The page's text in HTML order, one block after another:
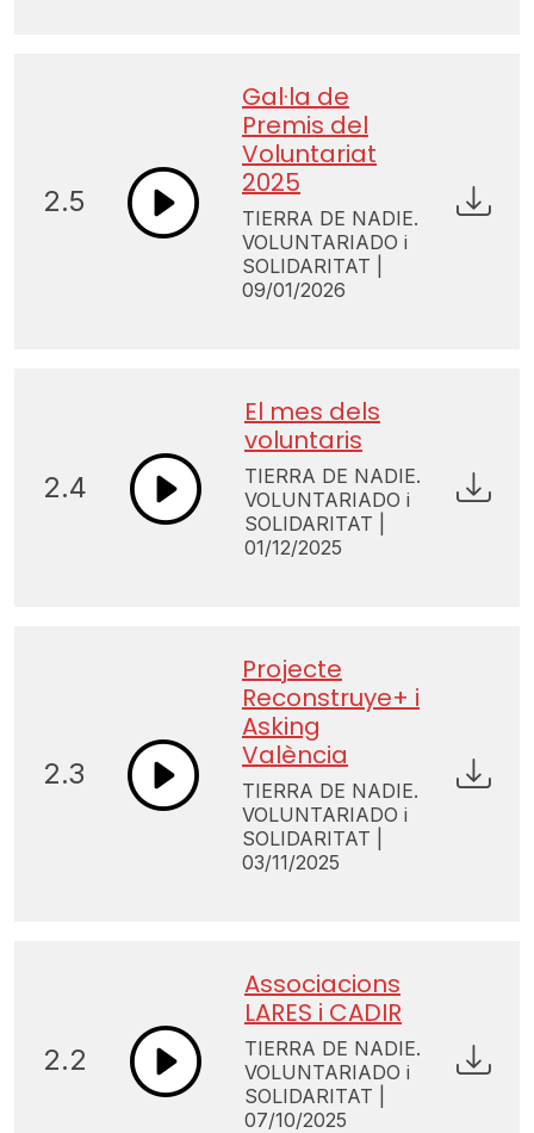
2.5
Gal·la de
Premis del
Voluntariat
2025
TIERRA DE NADIE.
VOLUNTARIADO i
SOLIDARITAT |
09/01/2026
2.4
El mes dels
voluntaris
TIERRA DE NADIE.
VOLUNTARIADO i
SOLIDARITAT |
01/12/2025
2.3
Projecte
Reconstruye+ i
Asking
València
TIERRA DE NADIE.
VOLUNTARIADO i
SOLIDARITAT |
03/11/2025
2.2
Associacions
LARES i CADIR
TIERRA DE NADIE.
VOLUNTARIADO i
SOLIDARITAT |
07/10/2025